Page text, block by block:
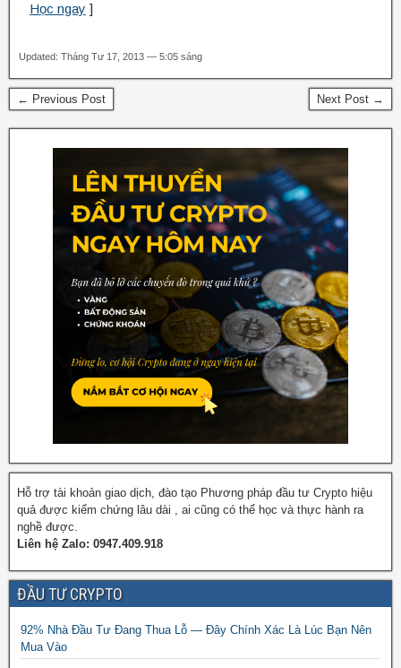
Học ngay ]
Updated: Tháng Tư 17, 2013 — 5:05 sáng
← Previous Post Next Post →
Hỗ trợ tài khoản giao dịch, đào tạo Phương pháp đầu tư Crypto hiệu
quả được kiểm chứng lâu dài , ai cũng có thể học và thực hành ra
nghề được.
Liên hệ Zalo: 0947.409.918
ĐẦU TƯ CRYPTO
92% Nhà Đầu Tư Đang Thua Lỗ — Đây Chính Xác Là Lúc Bạn Nên
Mua Vào